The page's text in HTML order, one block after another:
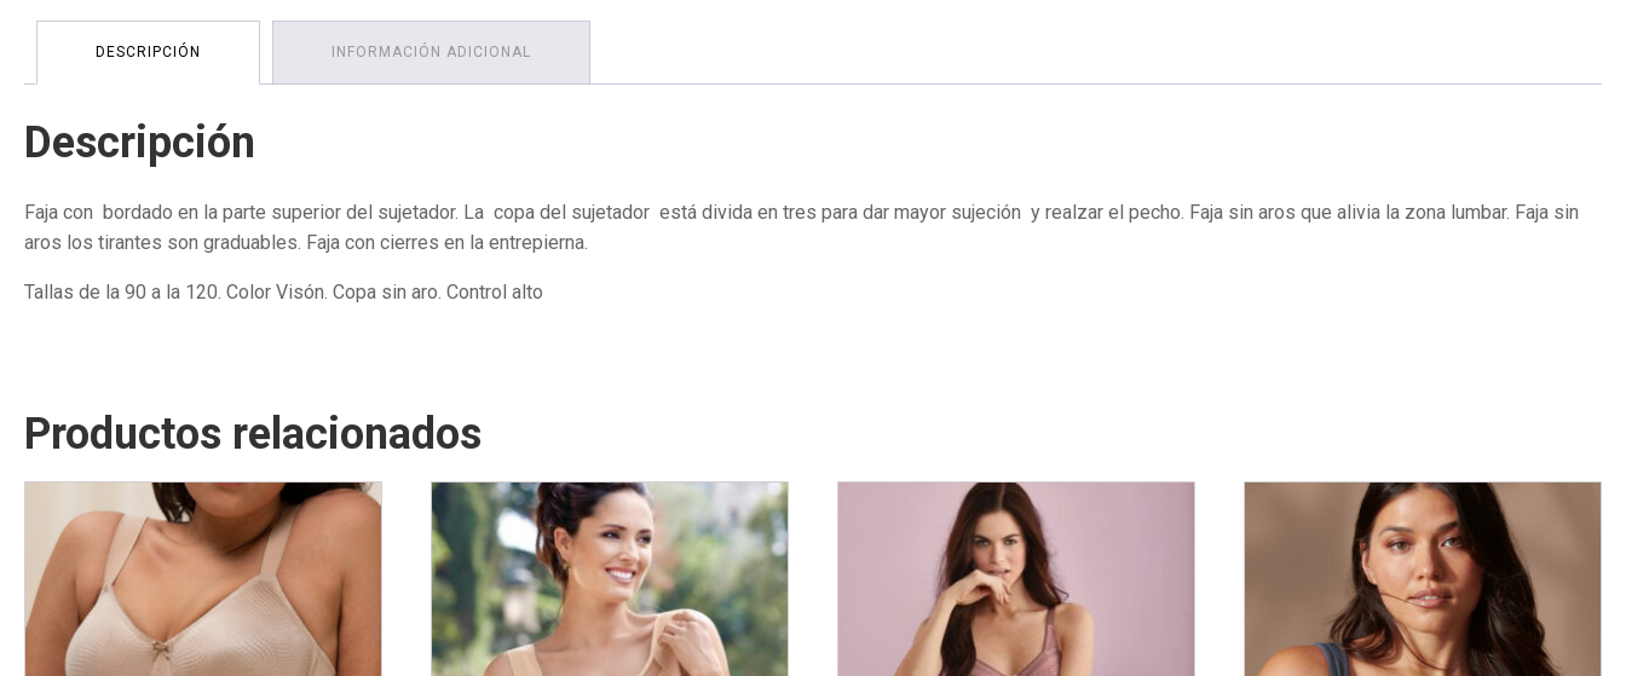
DESCRIPCIÓN INFORMACIÓN ADICIONAL
Descripción
Faja con bordado en la parte superior del sujetador. La copa del sujetador está divida en tres para dar mayor sujeción y realzar el pecho. Faja sin aros que alivia la zona lumbar. Faja sin
aros los tirantes son graduables. Faja con cierres en la entrepierna.
Tallas de la 90 a la 120. Color Visón. Copa sin aro. Control alto
Productos relacionados
producto
tiene
múltiples
variantes.
Este
producto
tiene
múltiples
variantes.
Las